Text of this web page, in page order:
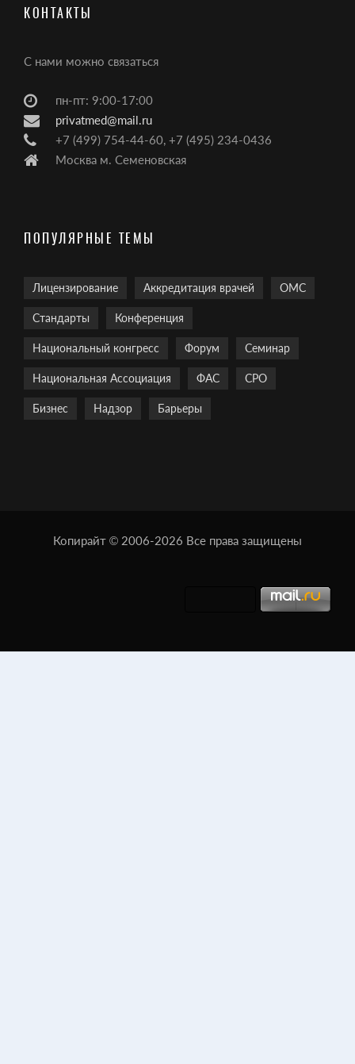
КОНТАКТЫ
С нами можно связаться
пн-пт: 9:00-17:00
privatmed@mail.ru
+7 (499) 754-44-60, +7 (495) 234-0436
Москва м. Семеновская
ПОПУЛЯРНЫЕ ТЕМЫ
Лицензирование Аккредитация врачей ОМС
Стандарты Конференция
Национальный конгресс Форум Семинар
Национальная Ассоциация ФАС СРО
Бизнес Надзор Барьеры
Копирайт © 2006-2026 Все права защищены